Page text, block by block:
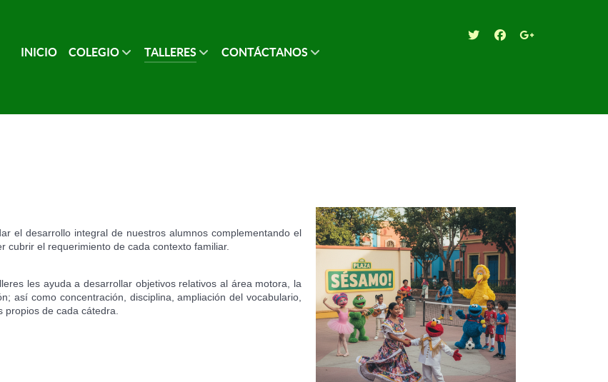
INICIO COLEGIO TALLERES CONTÁCTANOS
el desarrollo integral de nuestros alumnos complementando el
cubrir el requerimiento de cada contexto familiar.
les ayuda a desarrollar objetivos relativos al área motora, la
así como concentración, disciplina, ampliación del vocabulario,
de cada cátedra.